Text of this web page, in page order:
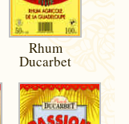
Rhum
Ducarbet